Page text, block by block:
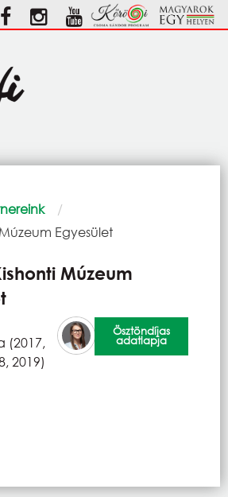
Egyesület
Múzeum
(2017,
2019)
Ösztöndíjas
adatlapja